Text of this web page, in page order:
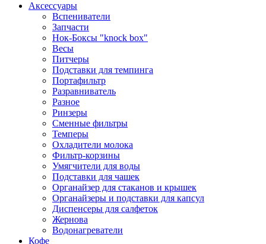
Аксессуары
Вспениватели
Запчасти
Нок-Боксы "knock box"
Весы
Питчеры
Подставки для темпинга
Портафильтр
Разравниватель
Разное
Ринзеры
Сменные фильтры
Темперы
Охладители молока
Фильтр-корзины
Умягчители для воды
Подставки для чашек
Органайзер для стаканов и крышек
Органайзеры и подставки для капсул
Диспенсеры для салфеток
Жернова
Водонагреватели
Кофе